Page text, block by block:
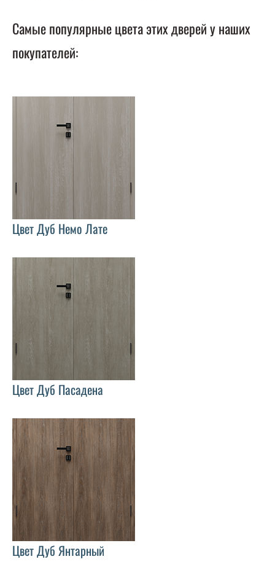
Самые популярные цвета этих дверей у наших
покупателей:
Цвет Дуб Немо Лате
Цвет Дуб Пасадена
Цвет Дуб Янтарный